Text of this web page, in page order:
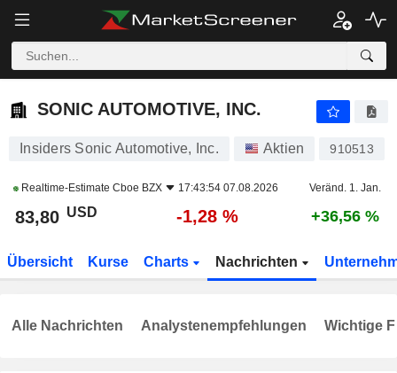
SONIC AUTOMOTIVE, INC.
SONIC AUTOMOTIVE, INC.
Insiders Sonic Automotive, Inc. Aktien 910513
Realtime-Estimate Cboe BZX 17:43:54 07.08.2026 Veränd. 1. Jan.
83,80 USD -1,28 % +36,56 %
Übersicht Kurse Charts Nachrichten
Alle Nachrichten Analystenempfehlungen Wichtige